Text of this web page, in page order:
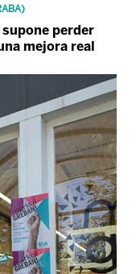
perder
mejora real